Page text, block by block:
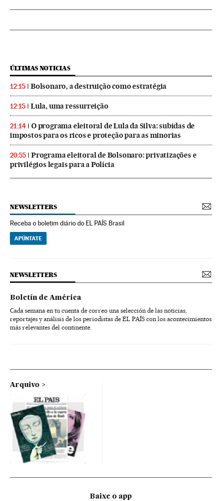
ÚLTIMAS NOTICIAS
12:15 Bolsonaro, a destruição como estratégia
12:15 Lula, uma ressurreição
21:14
O programa eleitoral de Lula da Silva: subidas de
impostos para os ricos e proteção para as minorias
20:55
Programa eleitoral de Bolsonaro: privatizações e
privilégios legais para a Polícia
NEWSLETTERS
Receba o boletim diário do EL PAÍS Brasil
APÚNTATE
NEWSLETTERS
Boletín de América
Cada semana en tu cuenta de correo una selección de las noticias,
reportajes y análisis de los periodistas de EL PAÍS con los acontecimientos
más relevantes del continente.
Arquivo
Baixe o app